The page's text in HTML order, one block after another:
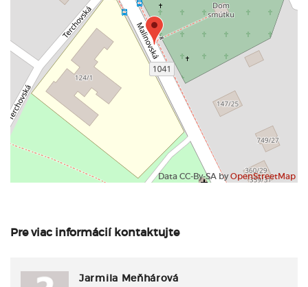
Data CC-By-SA byOpenStreetMap
Pre viac informácií kontaktujte
Jarmila Meňhárová